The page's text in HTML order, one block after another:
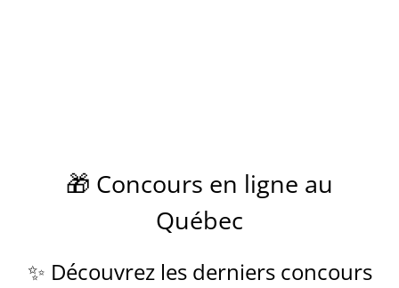
🎁 Concours en ligne au
Québec
✨ Découvrez les derniers concours